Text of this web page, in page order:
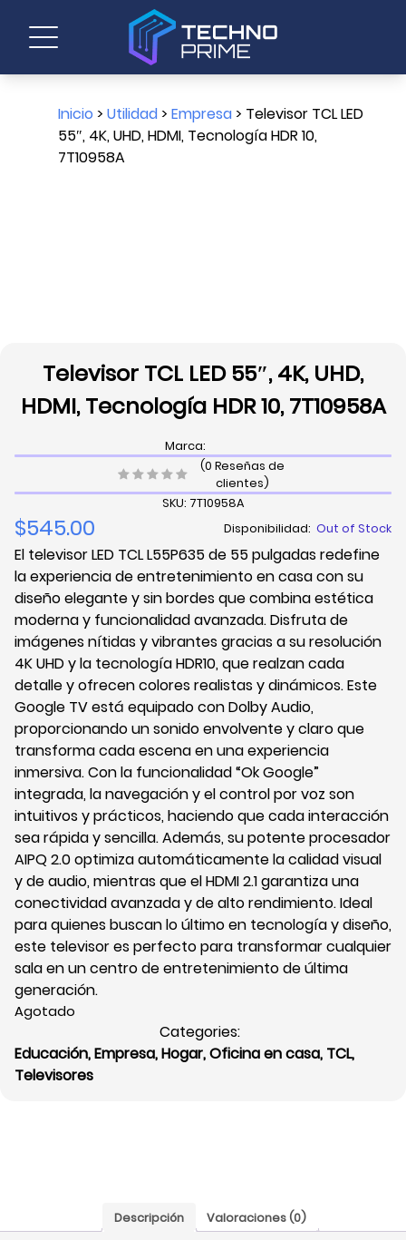
Inicio > Utilidad> Empresa> Televisor TCL LED
55″, 4K, UHD, HDMI, Tecnología HDR 10,
7T10958A
Televisor TCL LED 55″, 4K, UHD,
HDMI, Tecnología HDR 10, 7T10958A
Marca:
(0 Reseñas de
clientes)
SKU: 7T10958A
$545.00 Disponibilidad: Out of Stock
El televisor LED TCL L55P635 de 55 pulgadas redefine
la experiencia de entretenimiento en casa con su
diseño elegante y sin bordes que combina estética
moderna y funcionalidad avanzada. Disfruta de
imágenes nítidas y vibrantes gracias a su resolución
4K UHD y la tecnología HDR10, que realzan cada
detalle y ofrecen colores realistas y dinámicos. Este
Google TV está equipado con Dolby Audio,
proporcionando un sonido envolvente y claro que
transforma cada escena en una experiencia
inmersiva. Con la funcionalidad “Ok Google”
integrada, la navegación y el control por voz son
intuitivos y prácticos, haciendo que cada interacción
sea rápida y sencilla. Además, su potente procesador
AIPQ 2.0 optimiza automáticamente la calidad visual
y de audio, mientras que el HDMI 2.1 garantiza una
conectividad avanzada y de alto rendimiento. Ideal
para quienes buscan lo último en tecnología y diseño,
este televisor es perfecto para transformar cualquier
sala en un centro de entretenimiento de última
generación.
Agotado
Categories:
Educación,Empresa,Hogar,Oficina en casa, TCL,
Televisores
Descripción Valoraciones (0)